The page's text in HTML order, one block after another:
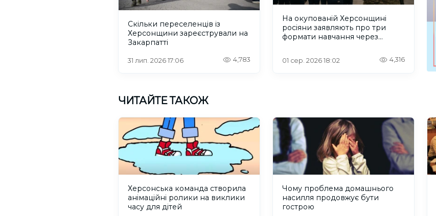
Скільки переселенців із
Херсонщини зареєстрували на
Закарпатті
31 лип. 2026 17:06 4,783
На окупованій Херсонщині
росіяни заявляють про три
формати навчання через
01 сер. 2026 18:02 4,316
ЧИТАЙТЕ ТАКОЖ
Херсонська команда створила
анімаційні ролики на виклики
часу для дітей
Чому проблема домашнього
насилля продовжує бути
гострою